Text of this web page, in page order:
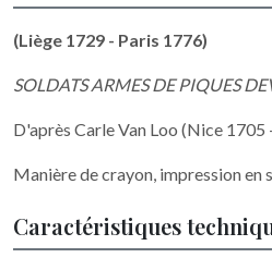
(Liège 1729 - Paris 1776)
SOLDATS ARMES DE PIQUES
D'après Carle Van Loo (Nice 1705
Manière de crayon, impression en
Caractéristiques